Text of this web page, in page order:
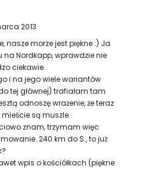
2013
nasze morze jest piękne :) Ja
na Nordkapp, wprawdzie nie
ciekawie.
i na jego wiele wariantów
tej głównej) trafiałam tam
odnoszę wrażenie, że teraz
są muszle.
znam, trzymam więc
240 km do S., to już
wpis o kościółkach (piękne